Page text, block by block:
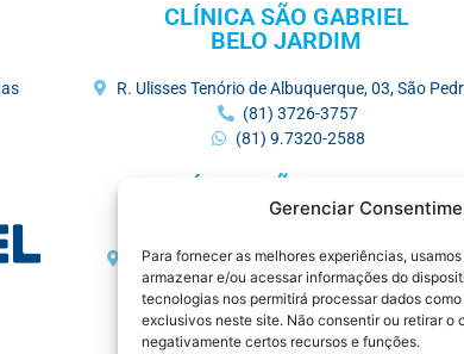
Gerenciar
Para fornecer as melhores experiências,
armazenar e/ou acessar informações do
tecnologias nos permitirá processar dados
exclusivos neste site. Não consentir ou retirar o
negativamente certos recursos e funções.
CLÍNICA SÃO GABRIEL
BELO JARDIM
R. Ulisses Tenório de Albuquerque, 03, São
(81) 3726-3757
(81) 9.7320-2588
CLÍNICA SÃO GABRIEL
SANTA CRUZ
Avenida América do Sul, 565, Nova Santa
(81) 3731-3675
DIAGNÓSTICO SÃO GABRIEL